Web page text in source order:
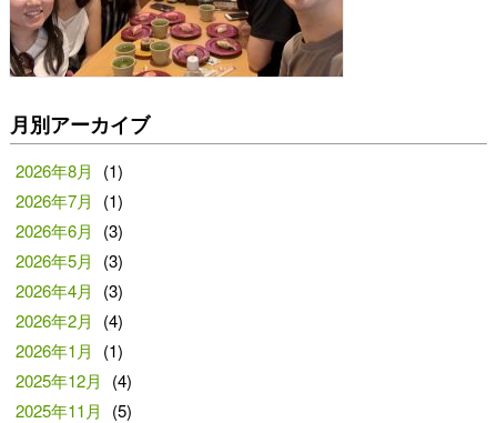
月別アーカイブ
2026年8月
(1)
2026年7月
(1)
2026年6月
(3)
2026年5月
(3)
2026年4月
(3)
2026年2月
(4)
2026年1月
(1)
2025年12月
(4)
2025年11月
(5)